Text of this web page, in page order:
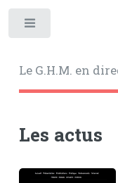
Le G.H.M. en
Les actus